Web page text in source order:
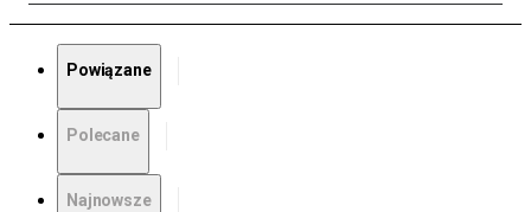
Powiązane
Polecane
Najnowsze